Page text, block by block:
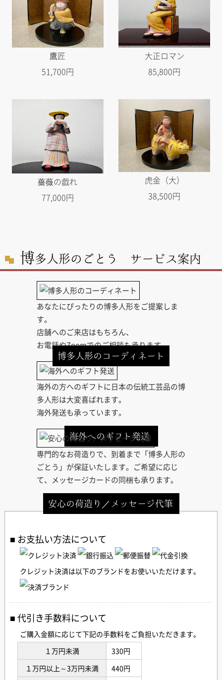
鷹匠
51,700円
大正ロマン
85,800円
薔薇の戯れ
77,000円
虎金（大）
38,500円
博多人形のごとう サービス案内
博多人形のコーディネート
あなたにぴったりの博多人形をご提案しま
す。
店舗へのご来店はもちろん、
お電話やZoomでのご相談も承ります。
海外へのギフト発送
海外の方へのギフトに日本の伝統工芸品の博
多人形は大変喜ばれます。
海外発送も承っています。
安心の荷造り／メッセージ代筆
専門的なお荷造りで、到着まで「博多人形の
ごとう」が保証いたします。ご希望に応じ
て、メッセージカードの同梱も承ります。
お支払い方法について
クレジット決済は以下のブランドをお使いいただけます。
代引き手数料について
ご購入金額に応じて下記の手数料をご負担いただきます。
１万円未満
330円
１万円以上～3万円未満
440円